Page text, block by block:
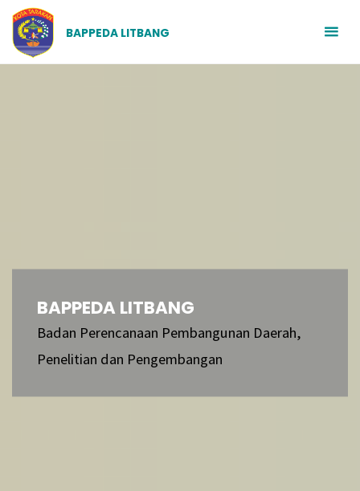
BAPPEDA LITBANG
BAPPEDA LITBANG
Badan Perencanaan Pembangunan Daerah,
Penelitian dan Pengembangan